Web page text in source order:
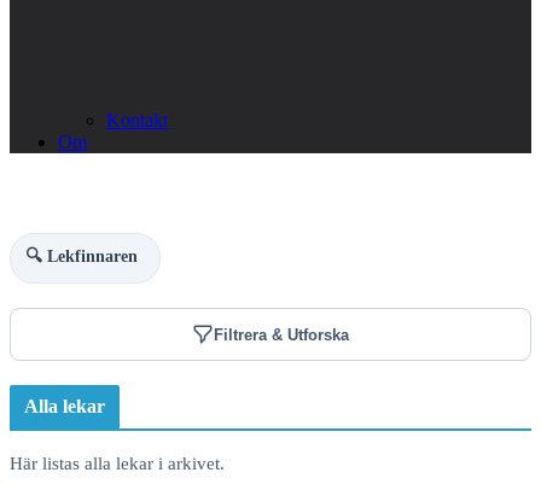
Kontakt
Om
🔍 Lekfinnaren
Filtrera & Utforska
Alla lekar
Här listas alla lekar i arkivet.